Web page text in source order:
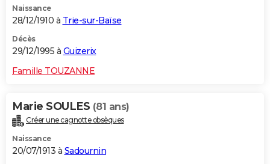
Naissance
28/12/1910 à Trie-sur-Baïse
Décès
29/12/1995 à Guizerix
Famille TOUZANNE
Marie SOULES (81 ans)
Créer une cagnotte obsèques
Naissance
20/07/1913 à Sadournin